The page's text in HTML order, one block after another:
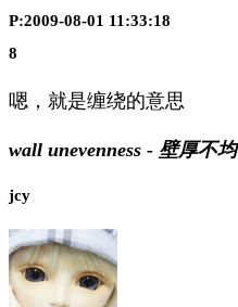
P:2009-08-01 11:33:18
8
嗯，就是缠绕的意思
wall unevenness - 壁厚不均
jcy